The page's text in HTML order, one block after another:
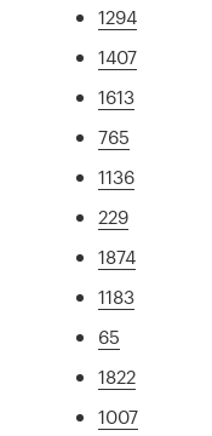
1294
1407
1613
765
1136
229
1874
1183
65
1822
1007